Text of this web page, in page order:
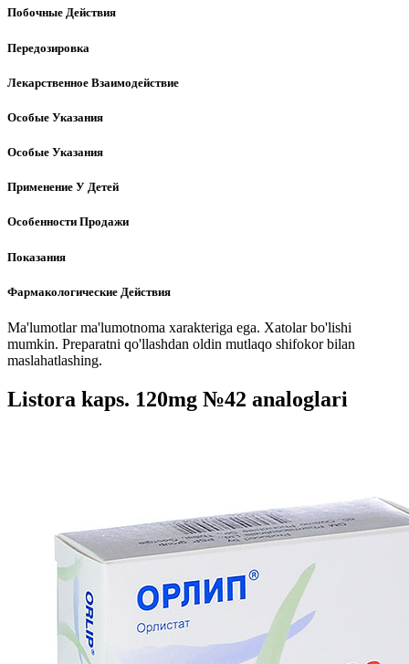
Побочные Действия
Передозировка
Лекарственное Взаимодействие
Особые Указания
Особые Указания
Применение У Детей
Особенности Продажи
Показания
Фармакологические Действия
Ma'lumotlar ma'lumotnoma xarakteriga ega. Xatolar bo'lishi
mumkin. Preparatni qo'llashdan oldin mutlaqo shifokor bilan
maslahatlashing.
Listora kaps. 120mg №42 analoglari